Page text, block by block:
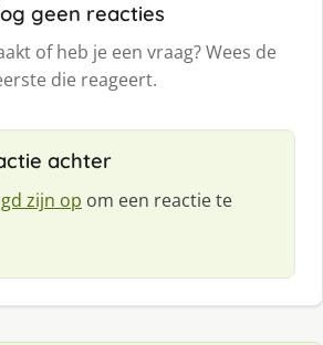
geen reacties
of heb je een vraag? Wees de
die reageert.
achter
zijn op om een reactie te